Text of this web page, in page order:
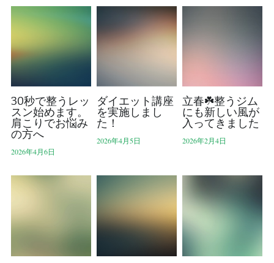
検索
お問い合わせ
30秒で整うレッ
スン始めます。
肩こりでお悩み
の方へ
2026年4月6日
ダイエット講座
を実施しまし
た！
2026年4月5日
立春☘️整うジム
にも新しい風が
入ってきました
2026年2月4日